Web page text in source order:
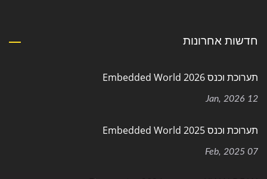
חדשות אחרונות
תערוכת וכנס Embedded World 2026
12 Jan, 2026
תערוכת וכנס Embedded World 2025
07 Feb, 2025